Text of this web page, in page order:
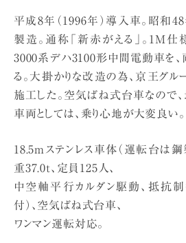
平成8年（1996年）導入車。昭和
製造。通称「新赤がえる」。1M
3000系デハ3100形中間電動車を
る。大掛かりな改造の為、京王グ
施工した。空気ばね式台車なので
車両としては、乗り心地が大変良い。
18.5mステンレス車体（運転台は鋼
重37.0t、定員125人、
中空軸平行カルダン駆動、抵抗制
付）、空気ばね式台車、
ワンマン運転対応。